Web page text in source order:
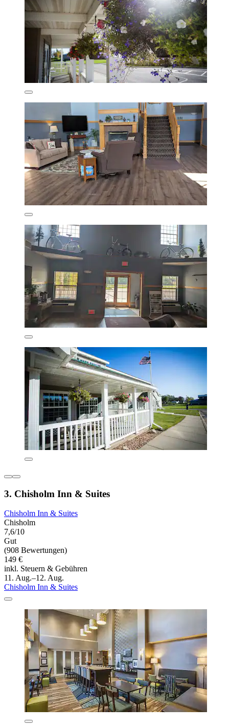
3. Chisholm Inn & Suites
Chisholm Inn & Suites
Chisholm
7,6/10
Gut
(908 Bewertungen)
149 €
inkl. Steuern & Gebühren
11. Aug.–12. Aug.
Chisholm Inn & Suites